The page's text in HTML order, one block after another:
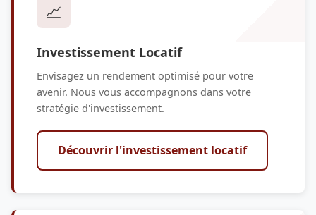
📈
Investissement Locatif
Envisagez un rendement optimisé pour votre
avenir. Nous vous accompagnons dans votre
stratégie d'investissement.
Découvrir l'investissement locatif